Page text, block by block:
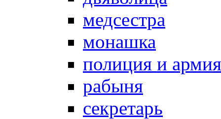
медсестра
монашка
полиция и армия
рабыня
секретарь